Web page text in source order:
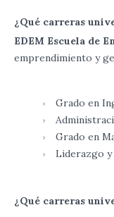
¿Qué carreras
EDEM Escuela de
emprendimiento y
Grado en
Grado en
Liderazgo
¿Qué carreras